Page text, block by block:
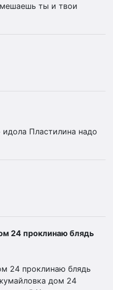
ты и твои
Пластилина надо
24 проклинаю блядь
24 проклинаю блядь
дом 24